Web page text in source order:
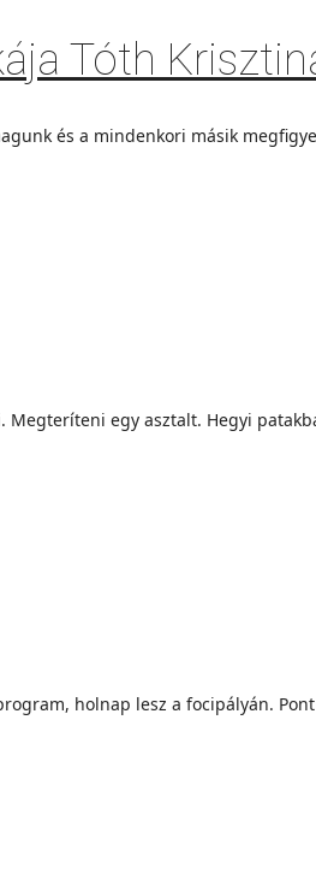
Tóth
és a mindenkori másik
egy asztalt. Hegyi
holnap lesz a focipályán.